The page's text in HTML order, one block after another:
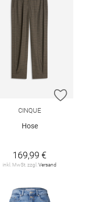
HINZUFÜGEN
ZUR
CINQUE
Hose
169,99 €
inkl. MwSt. zzgl. Versand